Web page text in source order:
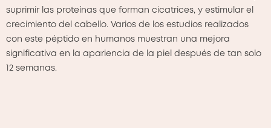
suprimir las proteínas que forman cicatrices, y estimular el
crecimiento del cabello. Varios de los estudios realizados
con este péptido en humanos muestran una mejora
significativa en la apariencia de la piel después de tan solo
12 semanas.